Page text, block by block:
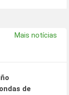
Mais notícias
de